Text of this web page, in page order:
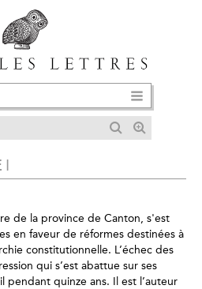
de la province de Canton, s'est
en faveur de réformes destinées à
constitutionnelle. L’échec des
qui s’est abattue sur ses
pendant quinze ans. Il est l’auteur